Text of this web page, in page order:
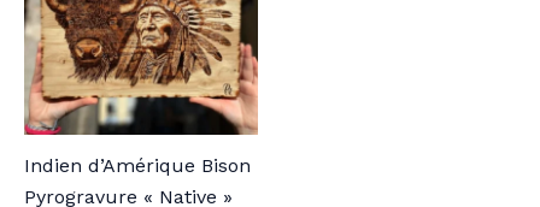
Indien d’Amérique Bison
Pyrogravure « Native »